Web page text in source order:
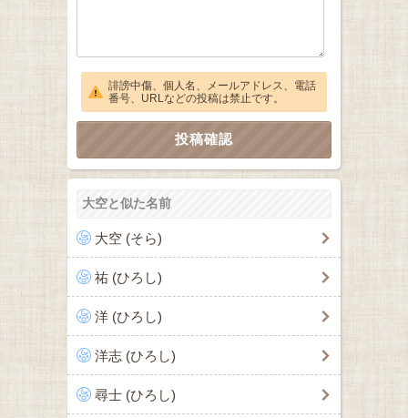
誹謗中傷、個人名、メールアドレス、電話
番号、URLなどの投稿は禁止です。
大空と似た名前
大空 (そら)
祐 (ひろし)
洋 (ひろし)
洋志 (ひろし)
尋士 (ひろし)